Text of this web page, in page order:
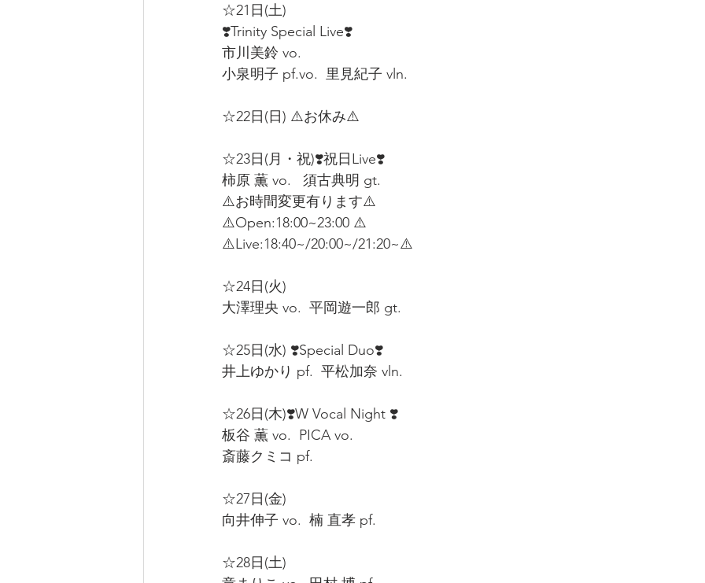
☆21日(土)
❣️Trinity Special Live❣️
市川美鈴 vo.
小泉明子 pf.vo.  里見紀子 vln.
☆22日(日) ⚠️お休み⚠️
☆23日(月・祝)❣️祝日Live❣️
柿原 薫 vo.   須古典明 gt.
⚠️お時間変更有ります⚠️
⚠️Open:18:00~23:00 ⚠️
⚠️Live:18:40~/20:00~/21:20~⚠️
☆24日(火)
大澤理央 vo.  平岡遊一郎 gt.
☆25日(水) ❣️Special Duo❣️
井上ゆかり pf.  平松加奈 vln.
☆26日(木)❣️W Vocal Night ❣️
板谷 薫 vo.  PICA vo.
斎藤クミコ pf.
☆27日(金)
向井伸子 vo.  楠 直孝 pf.
☆28日(土)